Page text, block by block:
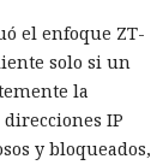
el enfoque ZT-
solo si un
la
IP
y bloqueados,